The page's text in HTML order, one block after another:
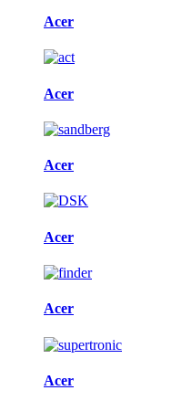
Acer
Acer
Acer
Acer
Acer
Acer